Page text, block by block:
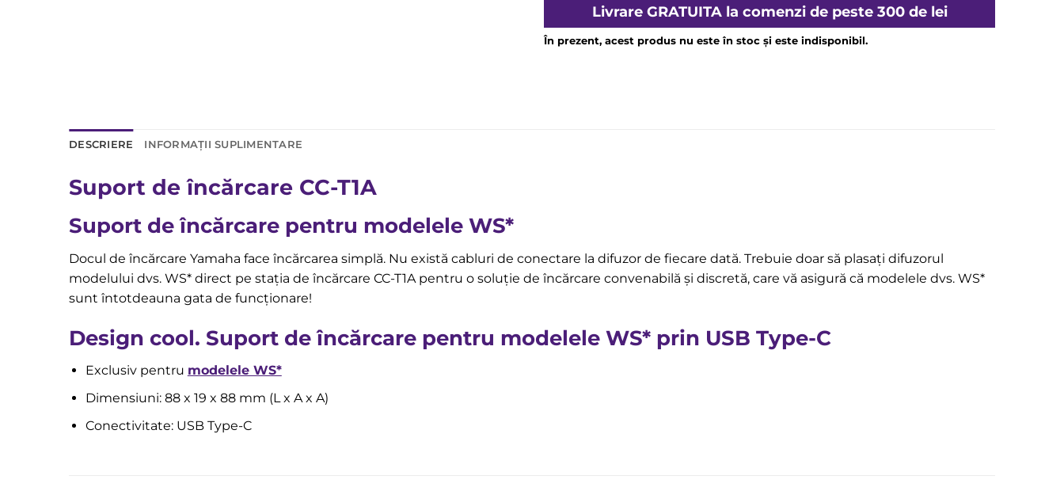
Livrare GRATUITAla comenzi de peste 300 de lei
În prezent, acest produs nu este în stoc și este indisponibil.
DESCRIERE INFORMAȚII SUPLIMENTARE
Suport de încărcare CC-T1A
Suport de încărcare pentru modelele WS*
Docul de încărcare Yamaha face încărcarea simplă. Nu există cabluri de conectare la difuzor de fiecare dată. Trebuie doar să plasați difuzorul
modelului dvs. WS* direct pe stația de încărcare CC-T1A pentru o soluție de încărcare convenabilă și discretă, care vă asigură că modelele dvs. WS*
sunt întotdeauna gata de funcționare!
Design cool. Suport de încărcare pentru modelele WS* prin USB Type-C
Exclusiv pentru modelele WS*
Dimensiuni: 88 x 19 x 88 mm (L x A x A)
Conectivitate: USB Type-C